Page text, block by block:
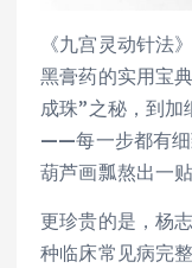
《九宫灵动针法
黑膏药的实用宝
成珠”之秘，到
——每一步都有细
葫芦画瓢熬出一
更珍贵的是，杨
种临床常见病完